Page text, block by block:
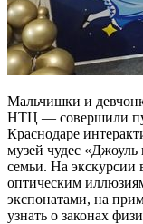
Мальчишки и
НТЦ — совершили
Краснодаре
музей чудес «Джоуль
семьи. На
оптическим
экспонатами, на
узнать о законах